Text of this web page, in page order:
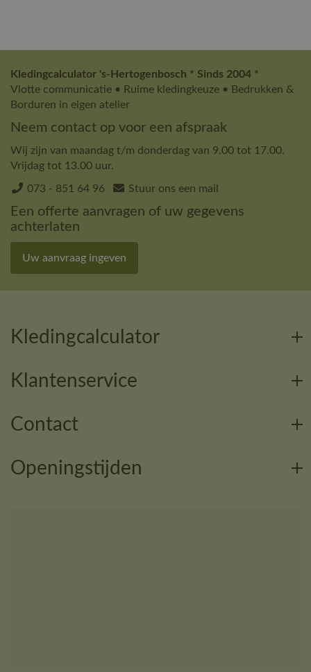
Kledingcalculator 's-Hertogenbosch * Sinds 2004 *
Vlotte communicatie • Ruime kledingkeuze • Bedrukken &
Borduren in eigen atelier
Neem contact op voor een afspraak
Wij zijn van maandag t/m donderdag van 9.00 tot 17.00.
Vrijdag tot 13.00 uur.
073 - 851 64 96 Stuur ons een mail
Een offerte aanvragen of uw gegevens
achterlaten
Uw aanvraag ingeven
Kledingcalculator
Klantenservice
Contact
Openingstijden